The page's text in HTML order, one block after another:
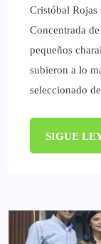
Cristóbal Rojas
Concentrada
pequeños
subieron a lo
seleccionado
SIGUE